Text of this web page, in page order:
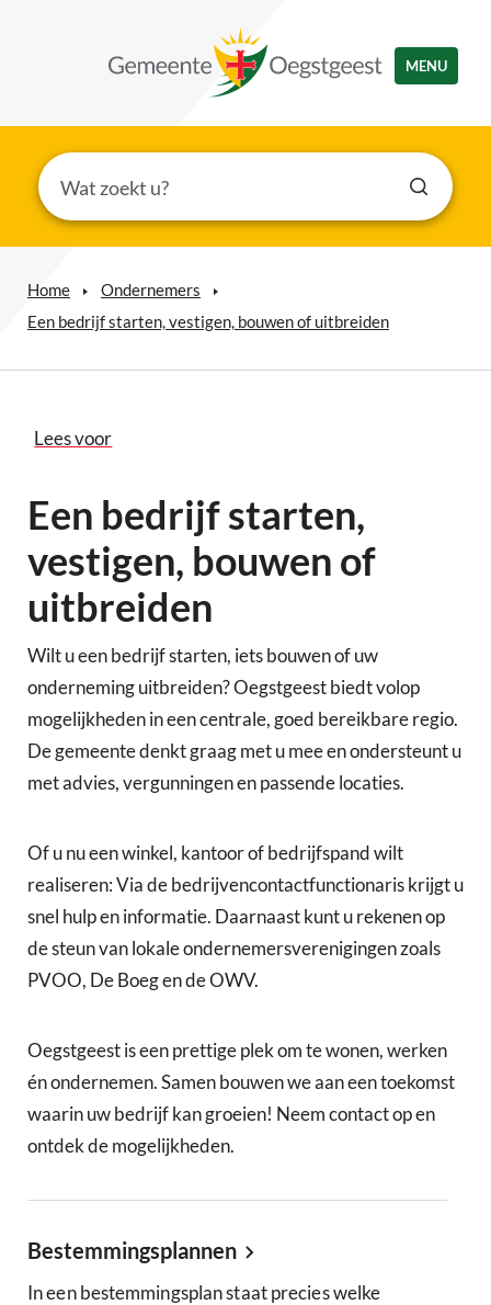
MENU
Home
Ondernemers
Een bedrijf starten, vestigen, bouwen of uitbreiden
Lees voor
Een bedrijf starten,
vestigen, bouwen of
uitbreiden
Wilt u een bedrijf starten, iets bouwen of uw
onderneming uitbreiden? Oegstgeest biedt volop
mogelijkheden in een centrale, goed bereikbare regio.
De gemeente denkt graag met u mee en ondersteunt u
met advies, vergunningen en passende locaties.
Of u nu een winkel, kantoor of bedrijfspand wilt
realiseren: Via de bedrijvencontactfunctionaris krijgt u
snel hulp en informatie. Daarnaast kunt u rekenen op
de steun van lokale ondernemersverenigingen zoals
PVOO, De Boeg en de OWV.
Oegstgeest is een prettige plek om te wonen, werken
én ondernemen. Samen bouwen we aan een toekomst
waarin uw bedrijf kan groeien! Neem contact op en
ontdek de mogelijkheden.
Bestemmingsplannen
In een bestemmingsplan staat precies welke